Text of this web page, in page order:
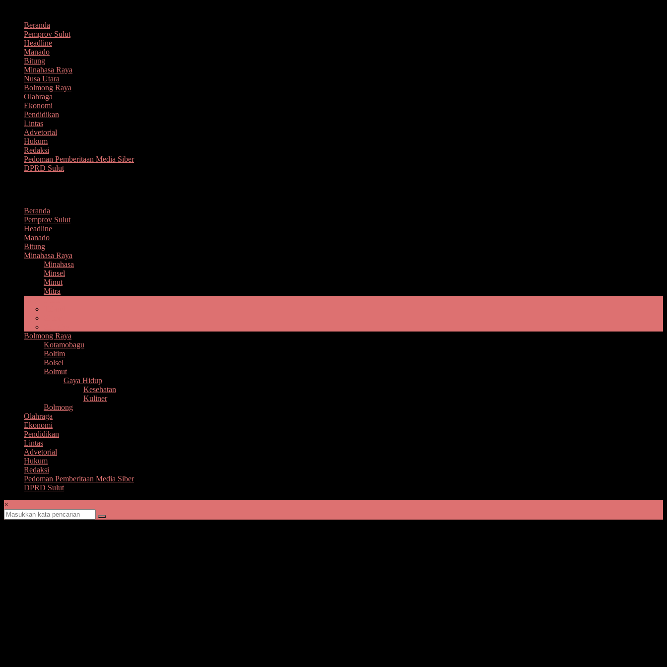
kontenBeranda
Pemprov Sulut
Headline
Manado
Bitung
Minahasa Raya
Nusa Utara
Bolmong Raya
Olahraga
Ekonomi
Pendidikan
Lintas
Advetorial
Hukum
Redaksi
Pedoman Pemberitaan Media Siber
DPRD Sulut
Beranda
Pemprov Sulut
Headline
Manado
Bitung
Minahasa Raya
Minahasa
Minsel
Minut
Mitra
Bolmong Raya
Kotamobagu
Boltim
Bolsel
Bolmut
Gaya Hidup
Kesehatan
Kuliner
Bolmong
Olahraga
Ekonomi
Pendidikan
Lintas
Advetorial
Hukum
Redaksi
Pedoman Pemberitaan Media Siber
DPRD Sulut
×